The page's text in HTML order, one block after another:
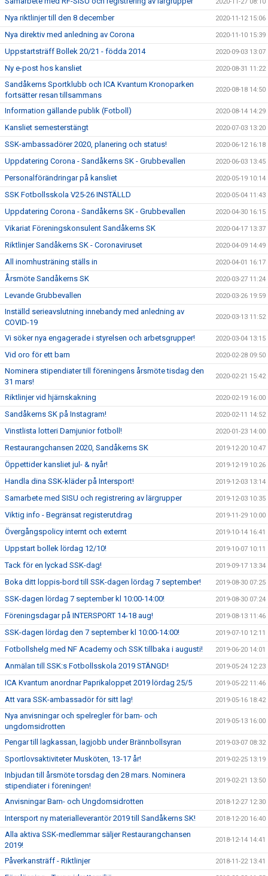
Nya riktlinjer till den 8 december 2020-11-12 15:06
Nya direktiv med anledning av Corona 2020-11-10 15:39
Uppstartsträff Bollek 20/21 - födda 2014 2020-09-03 13:07
Ny e-post hos kansliet 2020-08-31 11:22
Sandåkerns Sportklubb och ICA Kvantum Kronoparken
fortsätter resan tillsammans
2020-08-18 14:50
Information gällande publik (Fotboll) 2020-08-14 14:29
Kansliet semesterstängt 2020-07-03 13:20
SSK-ambassadörer 2020, planering och status! 2020-06-12 16:18
Uppdatering Corona - Sandåkerns SK - Grubbevallen 2020-06-03 13:45
Personalförändringar på kansliet 2020-05-19 10:14
SSK Fotbollsskola V25-26 INSTÄLLD 2020-05-04 11:43
Uppdatering Corona - Sandåkerns SK - Grubbevallen 2020-04-30 16:15
Vikariat Föreningskonsulent Sandåkerns SK 2020-04-17 13:37
Riktlinjer Sandåkerns SK - Coronaviruset 2020-04-09 14:49
All inomhusträning ställs in 2020-04-01 16:17
Årsmöte Sandåkerns SK 2020-03-27 11:24
Levande Grubbevallen 2020-03-26 19:59
Inställd serieavslutning innebandy med anledning av
COVID-19
2020-03-13 11:52
Vi söker nya engagerade i styrelsen och arbetsgrupper! 2020-03-04 13:15
Vid oro för ett barn 2020-02-28 09:50
Nominera stipendiater till föreningens årsmöte tisdag den
31 mars!
2020-02-21 15:42
Riktlinjer vid hjärnskakning 2020-02-19 16:00
Sandåkerns SK på Instagram! 2020-02-11 14:52
Vinstlista lotteri Damjunior fotboll! 2020-01-23 14:00
Restaurangchansen 2020, Sandåkerns SK 2019-12-20 10:47
Öppettider kansliet jul- & nyår! 2019-12-19 10:26
Handla dina SSK-kläder på Intersport! 2019-12-03 13:14
Samarbete med SISU och registrering av lärgrupper 2019-12-03 10:35
Viktig info - Begränsat registerutdrag 2019-11-29 10:00
Övergångspolicy internt och externt 2019-10-14 16:41
Uppstart bollek lördag 12/10! 2019-10-07 10:11
Tack för en lyckad SSK-dag! 2019-09-17 13:34
Boka ditt loppis-bord till SSK-dagen lördag 7 september! 2019-08-30 07:25
SSK-dagen lördag 7 september kl 10:00-14:00! 2019-08-30 07:24
Föreningsdagar på INTERSPORT 14-18 aug! 2019-08-13 11:46
SSK-dagen lördag den 7 september kl 10:00-14:00! 2019-07-10 12:11
Fotbollshelg med NF Academy och SSK tillbaka i augusti! 2019-06-20 14:01
Anmälan till SSK:s Fotbollsskola 2019 STÄNGD! 2019-05-24 12:23
ICA Kvantum anordnar Paprikaloppet 2019 lördag 25/5 2019-05-22 11:46
Att vara SSK-ambassadör för sitt lag! 2019-05-16 18:42
Nya anvisningar och spelregler för barn- och
ungdomsidrotten
2019-05-13 16:00
Pengar till lagkassan, lagjobb under Brännbollsyran 2019-03-07 08:32
Sportlovsaktiviteter Musköten, 13-17 år! 2019-02-25 13:19
Inbjudan till årsmöte torsdag den 28 mars. Nominera
stipendiater i föreningen!
2019-02-21 13:50
Anvisningar Barn- och Ungdomsidrotten 2018-12-27 12:30
Intersport ny materialleverantör 2019 till Sandåkerns SK! 2018-12-20 16:40
Alla aktiva SSK-medlemmar säljer Restaurangchansen
2019!
2018-12-14 14:41
Påverkansträff - Riktlinjer 2018-11-22 13:41